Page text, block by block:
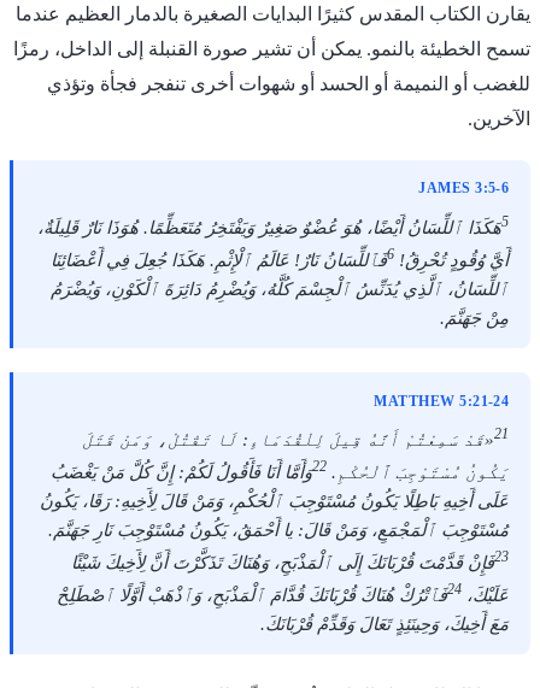
يقارن الكتاب المقدس كثيرًا البدايات الصغيرة بالدمار العظيم عندما
تسمح الخطيئة بالنمو. يمكن أن تشير صورة القنبلة إلى الداخل، رمزًا
للغضب أو النميمة أو الحسد أو شهوات أخرى تنفجر فجأة وتؤذي
الآخرين.
JAMES 3:5-6
5هَكَذَا ٱللِّسَانُ أَيْضًا، هُوَ عُضْوٌ صَغِيرٌ وَيَفْتَخِرُ مُتَعَظِّمًا. هُوَذَا نَارٌ قَلِيلَةٌ،
أَيَّ وُقُودٍ تُحْرِقُ! 6فَٱللِّسَانُ نَارٌ! عَالَمُ ٱلْإِثْمِ. هَكَذَا جُعِلَ فِي أَعْضَائِنَا
ٱللِّسَانُ، ٱلَّذِي يُدَنِّسُ ٱلْجِسْمَ كُلَّهُ، وَيُضْرِمُ دَائِرَةَ ٱلْكَوْنِ، وَيُضْرَمُ
مِنْ جَهَنَّمَ.
MATTHEW 5:21-24
21«قَدْ سَمِعْتُمْ أَنَّهُ قِيلَ لِلْقُدَمَاءِ: لَا تَقْتُلْ، وَمَنْ قَتَلَ
يَكُونُ مُسْتَوْجِبَ ٱلْحُكْمِ. 22وَأَمَّا أَنَا فَأَقُولُ لَكُمْ: إِنَّ كُلَّ مَنْ يَغْضَبُ
عَلَى أَخِيهِ بَاطِلًا يَكُونُ مُسْتَوْجِبَ ٱلْحُكْمِ، وَمَنْ قَالَ لِأَخِيهِ: رَقَا، يَكُونُ
مُسْتَوْجِبَ ٱلْمَجْمَعِ، وَمَنْ قَالَ: يا أَحْمَقُ، يَكُونُ مُسْتَوْجِبَ نَارِ جَهَنَّمَ.
23فَإِنْ قَدَّمْتَ قُرْبَانَكَ إِلَى ٱلْمَذْبَحِ، وَهُنَاكَ تَذَكَّرْتَ أَنَّ لِأَخِيكَ شَيْئًا
عَلَيْكَ، 24فَٱتْرُكْ هُنَاكَ قُرْبَانَكَ قُدَّامَ ٱلْمَذْبَحِ، وَٱذْهَبْ أَوَّلًا ٱصْطَلِحْ
مَعَ أَخِيكَ، وَحِينَئِذٍ تَعَالَ وَقَدِّمْ قُرْبَانَكَ.